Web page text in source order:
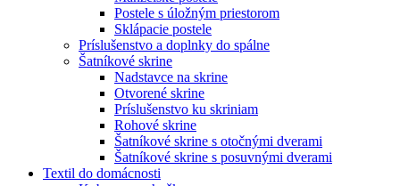
Postele s úložným priestorom
Sklápacie postele
Príslušenstvo a doplnky do spálne
Šatníkové skrine
Nadstavce na skrine
Otvorené skrine
Príslušenstvo ku skriniam
Rohové skrine
Šatníkové skrine s otočnými dverami
Šatníkové skrine s posuvnými dverami
Textil do domácnosti